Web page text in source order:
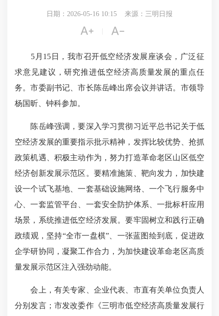
日期：2026-05-16 10:15 来源：三明日报
 
5月15日，我市召开低空经济发展座谈会，广泛征
求意见建议，研究推进低空经济高质量发展的重点任
务。市委副书记、市长陈岳峰出席会议并讲话。市领导
杨国昕、钟科参加。
陈岳峰强调，要深入学习贯彻习近平总书记关于低
空经济发展的重要指示批示精神，发挥比较优势、抢抓
政策机遇、积极主动作为，努力打造革命老区山区低空
经济创新发展示范区。要精准施策、靶向发力，加快建
设一个试飞基地、一套基础设施网络、一个飞行服务中
心、一套监管平台、一套安全防护体系、一批标杆应用
场景，系统推进低空经济发展。要牢固树立和践行正确
政绩观， 坚持“全市一盘棋” 、一张蓝图绘到底，促进政
企学研协同，凝聚工作合力，为加快建设革命老区高质
量发展示范区注入强劲动能。
会上，有关专家、企业代表、市直有关单位负责人
分别发言；市发改委作《三明市低空经济高质量发展行